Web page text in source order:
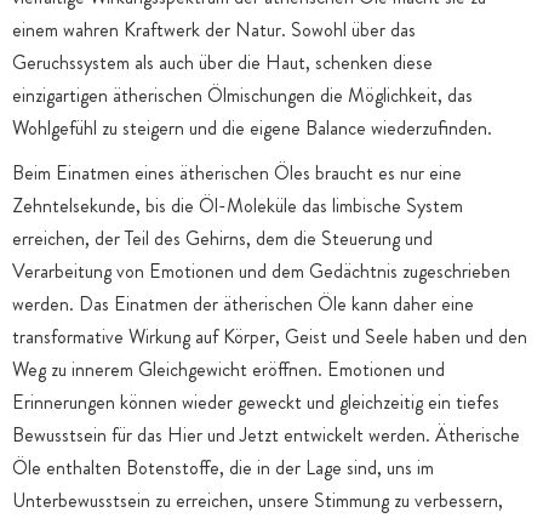
einem wahren Kraftwerk der Natur. Sowohl über das
Geruchssystem als auch über die Haut, schenken diese
einzigartigen ätherischen Ölmischungen die Möglichkeit, das
Wohlgefühl zu steigern und die eigene Balance wiederzufinden.
Beim Einatmen eines ätherischen Öles braucht es nur eine
Zehntelsekunde, bis die Öl-Moleküle das limbische System
erreichen, der Teil des Gehirns, dem die Steuerung und
Verarbeitung von Emotionen und dem Gedächtnis zugeschrieben
werden. Das Einatmen der ätherischen Öle kann daher eine
transformative Wirkung auf Körper, Geist und Seele haben und den
Weg zu innerem Gleichgewicht eröffnen. Emotionen und
Erinnerungen können wieder geweckt und gleichzeitig ein tiefes
Bewusstsein für das Hier und Jetzt entwickelt werden. Ätherische
Öle enthalten Botenstoffe, die in der Lage sind, uns im
Unterbewusstsein zu erreichen, unsere Stimmung zu verbessern,